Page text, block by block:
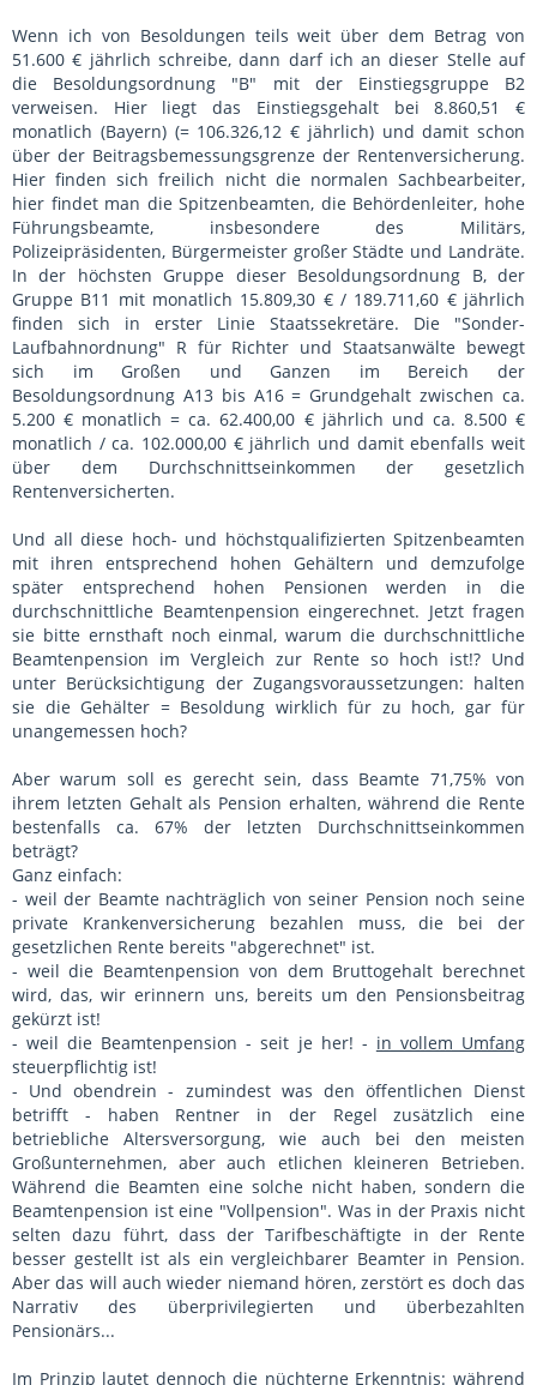
Wenn ich von Besoldungen teils weit über dem Betrag von
51.600 € jährlich schreibe, dann darf ich an dieser Stelle auf
die Besoldungsordnung "B" mit der Einstiegsgruppe B2
verweisen. Hier liegt das Einstiegsgehalt bei 8.860,51 €
monatlich (Bayern) (= 106.326,12 € jährlich) und damit schon
über der Beitragsbemessungsgrenze der Rentenversicherung.
Hier finden sich freilich nicht die normalen Sachbearbeiter,
hier findet man die Spitzenbeamten, die Behördenleiter, hohe
Führungsbeamte, insbesondere des Militärs,
Polizeipräsidenten, Bürgermeister großer Städte und Landräte.
In der höchsten Gruppe dieser Besoldungsordnung B, der
Gruppe B11 mit monatlich 15.809,30 € / 189.711,60 € jährlich
finden sich in erster Linie Staatssekretäre. Die "Sonder-
Laufbahnordnung" R für Richter und Staatsanwälte bewegt
sich im Großen und Ganzen im Bereich der
Besoldungsordnung A13 bis A16 = Grundgehalt zwischen ca.
5.200 € monatlich = ca. 62.400,00 € jährlich und ca. 8.500 €
monatlich / ca. 102.000,00 € jährlich und damit ebenfalls weit
über dem Durchschnittseinkommen der gesetzlich
Rentenversicherten.
Und all diese hoch- und höchstqualifizierten Spitzenbeamten
mit ihren entsprechend hohen Gehältern und demzufolge
später entsprechend hohen Pensionen werden in die
durchschnittliche Beamtenpension eingerechnet. Jetzt fragen
sie bitte ernsthaft noch einmal, warum die durchschnittliche
Beamtenpension im Vergleich zur Rente so hoch ist!? Und
unter Berücksichtigung der Zugangsvoraussetzungen: halten
sie die Gehälter = Besoldung wirklich für zu hoch, gar für
unangemessen hoch?
Aber warum soll es gerecht sein, dass Beamte 71,75% von
ihrem letzten Gehalt als Pension erhalten, während die Rente
bestenfalls ca. 67% der letzten Durchschnittseinkommen
beträgt?
Ganz einfach:
- weil der Beamte nachträglich von seiner Pension noch seine
private Krankenversicherung bezahlen muss, die bei der
gesetzlichen Rente bereits "abgerechnet" ist.
- weil die Beamtenpension von dem Bruttogehalt berechnet
wird, das, wir erinnern uns, bereits um den Pensionsbeitrag
gekürzt ist!
- weil die Beamtenpension - seit je her! - in vollem Umfang
steuerpflichtig ist!
- Und obendrein - zumindest was den öffentlichen Dienst
betrifft - haben Rentner in der Regel zusätzlich eine
betriebliche Altersversorgung, wie auch bei den meisten
Großunternehmen, aber auch etlichen kleineren Betrieben.
Während die Beamten eine solche nicht haben, sondern die
Beamtenpension ist eine "Vollpension". Was in der Praxis nicht
selten dazu führt, dass der Tarifbeschäftigte in der Rente
besser gestellt ist als ein vergleichbarer Beamter in Pension.
Aber das will auch wieder niemand hören, zerstört es doch das
Narrativ des überprivilegierten und überbezahlten
Pensionärs...
Im Prinzip lautet dennoch die nüchterne Erkenntnis: während